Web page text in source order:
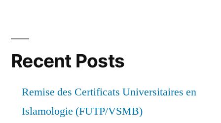
Recent Posts
Remise des Certificats Universitaires en
Islamologie (FUTP/VSMB)